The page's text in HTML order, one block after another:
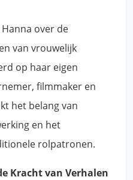
over de
van vrouwelijk
op haar eigen
filmmaker en
het belang van
en het
rolpatronen.
Kracht van Verhalen